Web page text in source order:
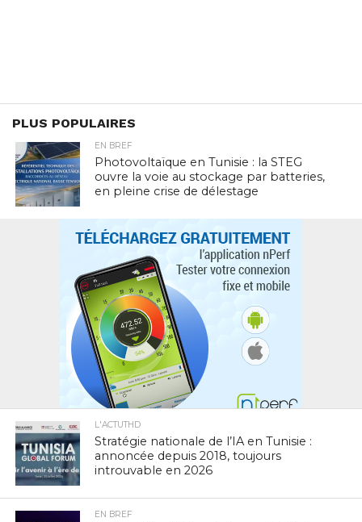
PLUS POPULAIRES
EN BREF
Photovoltaïque en Tunisie : la STEG
ouvre la voie au stockage par batteries,
en pleine crise de délestage
L'ACTUTHD
Stratégie nationale de l’IA en Tunisie :
annoncée depuis 2018, toujours
introuvable en 2026
EN BREF